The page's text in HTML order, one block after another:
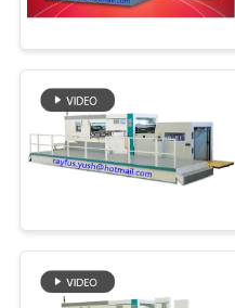
NOUS
NOUVELLES
DEMANDEZ
CITATION
machine
dossier